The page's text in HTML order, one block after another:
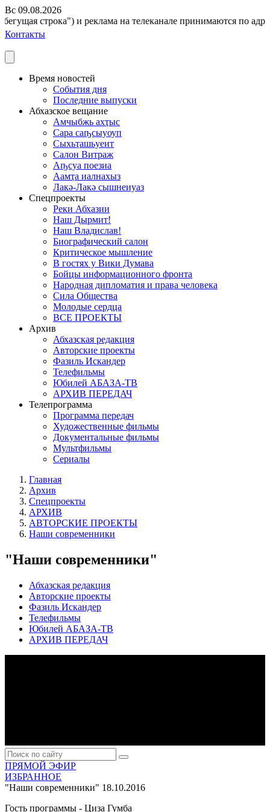
Вс 09.08.2026
строка") и реклама на телеканале принимаются по
Контакты
Время новостей
События дня
Последние выпуски
Абхазское вещание
Амчыбжь ахҭыс
Сара саҧсыуоуп
Сыхьҭашьуеит
Салон Витраж
Аҧсуа поезиа
Аамҭа иалнахыз
Лакә-Лакә сышнеиуаз
Спецпроекты
Реки Абхазии
Наш Дырмит!
Наш Владислав!
Биографический салон
Критическое мышление
В гостях у Вики Думава
Бойцы информационного фронта
Народная дипломатия и права человека
Сила Общества
Молодые сердца
ВСЕ ПРОЕКТЫ
Архив
Абхазская редакция
Авторские проекты
Фазиль Искандер
Телефильмы
Юбилей АБАЗА-ТВ
АРХИВ ПЕРЕДАЧ
Телепрограмма
Программа передач
Художественные фильмы
Документальные фильмы
Мультфильмы
Сериалы
Главная
Архив
Спецпроекты
АРХИВ
АВТОРСКИЕ ПРОЕКТЫ
Наши современники
"Наши современники"
Абхазская редакция
Авторские проекты
Фазиль Искандер
Телефильмы
Юбилей АБАЗА-ТВ
АРХИВ ПЕРЕДАЧ
ПРЯМОЙ ЭФИР
ИЗБРАННОЕ
"Наши современники" 18.10.2016
Гость программы - Циза Гумба